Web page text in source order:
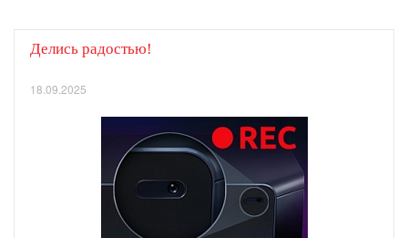
Делись радостью!
18.09.2025